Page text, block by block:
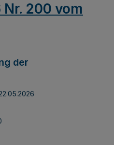
Nr. 200 vom
der